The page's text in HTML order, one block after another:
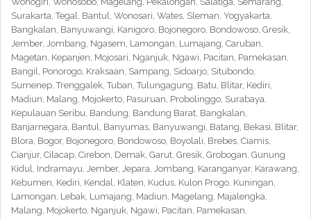
Surakarta, Tegal, Bantul, Wonosari, Wates, Sleman, Yogyakarta,
Bangkalan, Banyuwangi, Kanigoro, Bojonegoro, Bondowoso, Gresik,
Jember, Jombang, Ngasem, Lamongan, Lumajang, Caruban,
Magetan, Kepanjen, Mojosari, Nganjuk, Ngawi, Pacitan, Pamekasan,
Bangil, Ponorogo, Kraksaan, Sampang, Sidoarjo, Situbondo,
Sumenep, Trenggalek, Tuban, Tulungagung, Batu, Blitar, Kediri,
Madiun, Malang, Mojokerto, Pasuruan, Probolinggo, Surabaya,
Kepulauan Seribu, Bandung, Bandung Barat, Bangkalan,
Banjarnegara, Bantul, Banyumas, Banyuwangi, Batang, Bekasi, Blitar,
Blora, Bogor, Bojonegoro, Bondowoso, Boyolali, Brebes, Ciamis,
Cianjur, Cilacap, Cirebon, Demak, Garut, Gresik, Grobogan, Gunung
Kidul, Indramayu, Jember, Jepara, Jombang, Karanganyar, Karawang,
Kebumen, Kediri, Kendal, Klaten, Kudus, Kulon Progo, Kuningan,
Lamongan, Lebak, Lumajang, Madiun, Magelang, Majalengka,
Malang, Mojokerto, Nganjuk, Ngawi, Pacitan, Pamekasan,